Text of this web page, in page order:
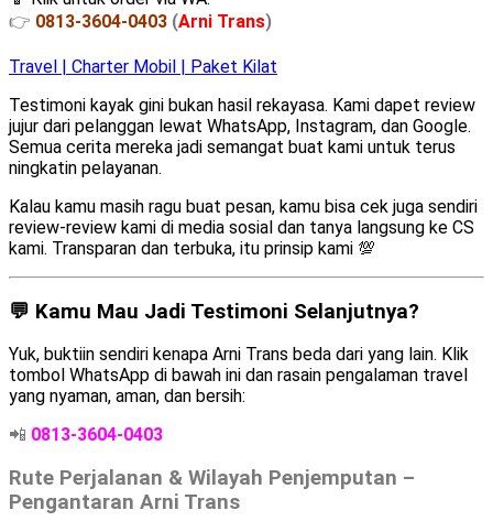
👉 0813-3604-0403 (Arni Trans)
Travel | Charter Mobil | Paket Kilat
Testimoni kayak gini bukan hasil rekayasa. Kami dapet review
jujur dari pelanggan lewat WhatsApp, Instagram, dan Google.
Semua cerita mereka jadi semangat buat kami untuk terus
ningkatin pelayanan.
Kalau kamu masih ragu buat pesan, kamu bisa cek juga sendiri
review-review kami di media sosial dan tanya langsung ke CS
kami. Transparan dan terbuka, itu prinsip kami 💯
💬 Kamu Mau Jadi Testimoni Selanjutnya?
Yuk, buktiin sendiri kenapa Arni Trans beda dari yang lain. Klik
tombol WhatsApp di bawah ini dan rasain pengalaman travel
yang nyaman, aman, dan bersih:
📲 0813-3604-0403
Rute Perjalanan & Wilayah Penjemputan –
Pengantaran Arni Trans